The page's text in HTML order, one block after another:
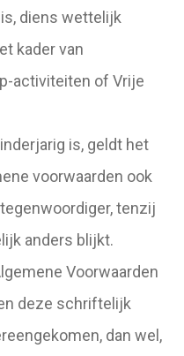
diens wettelijk
kader van
activiteiten of Vrije
is, geldt het
voorwaarden ook
tenzij
anders blijkt.
Voorwaarden
deze schriftelijk
dan wel,